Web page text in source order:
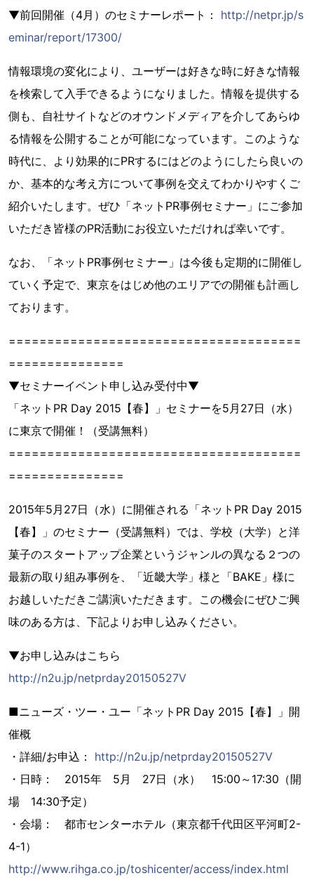
▼前回開催（4月）のセミナーレポート： http://netpr.jp/s
eminar/report/17300/
情報環境の変化により、ユーザーは好きな時に好きな情報
を検索して入手できるようになりました。情報を提供する
側も、自社サイトなどのオウンドメディアを介してあらゆ
る情報を公開することが可能になっています。このような
時代に、より効果的にPRするにはどのようにしたら良いの
か、基本的な考え方について事例を交えてわかりやすくご
紹介いたします。ぜひ「ネットPR事例セミナー」にご参加
いただき皆様のPR活動にお役立いただければ幸いです。
なお、「ネットPR事例セミナー」は今後も定期的に開催し
ていく予定で、東京をはじめ他のエリアでの開催も計画し
ております。
======================================
===============
▼セミナーイベント申し込み受付中▼
「ネットPR Day 2015【春】」セミナーを5月27日（水）
に東京で開催！（受講無料）
======================================
===============
2015年5月27日（水）に開催される「ネットPR Day 2015
【春】」のセミナー（受講無料）では、学校（大学）と洋
菓子のスタートアップ企業というジャンルの異なる２つの
最新の取り組み事例を、「近畿大学」様と「BAKE」様に
お越しいただきご講演いただきます。この機会にぜひご興
味のある方は、下記よりお申し込みください。
▼お申し込みはこちら
http://n2u.jp/netprday20150527V
■ニューズ・ツー・ユー「ネットPR Day 2015【春】」開
催概
・詳細/お申込： ​ http://n2u.jp/netprday20150527V
・日時： 2015年 5月 27日（水） 15:00～17:30（開
場 14:30予定）
・会場： 都市センターホテル（東京都千代田区平河町2-
4-1）
http://www.rihga.co.jp/toshicenter/access/index.html